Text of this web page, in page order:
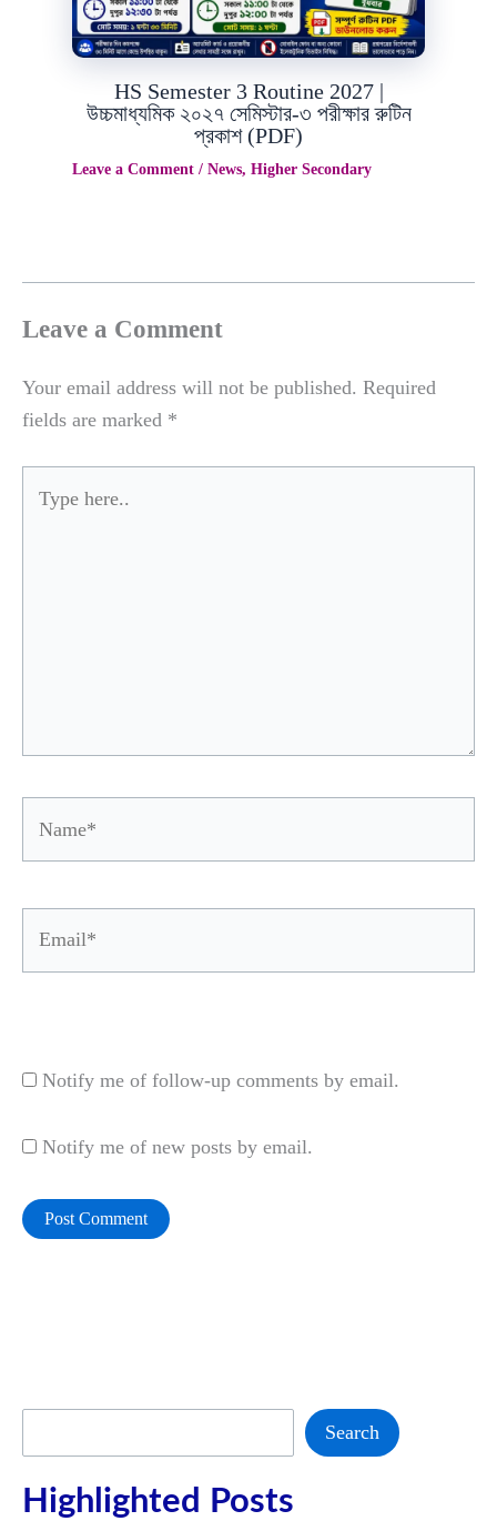
HS Semester 3 Routine 2027 |
উচ্চমাধ্যমিক ২০২৭ সেমিস্টার-৩ পরীক্ষার রুটিন
প্রকাশ (PDF)
Leave a Comment / News, Higher Secondary
Leave a Comment
Your email address will not be published. Required
fields are marked *
here..
Notify me of follow-up comments by email.
Notify me of new posts by email.
Search
Highlighted Posts